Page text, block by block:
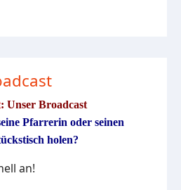
: Unser Broadcast
Pfarrerin oder seinen
holen?
an!